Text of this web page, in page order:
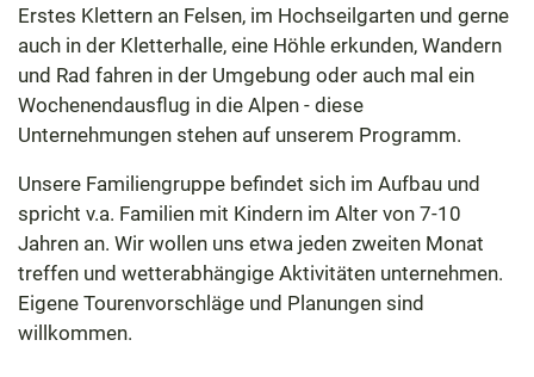
Erstes Klettern an Felsen, im Hochseilgarten und gerne
auch in der Kletterhalle, eine Höhle erkunden, Wandern
und Rad fahren in der Umgebung oder auch mal ein
Wochenendausflug in die Alpen - diese
Unternehmungen stehen auf unserem Programm.
Unsere Familiengruppe befindet sich im Aufbau und
spricht v.a. Familien mit Kindern im Alter von 7-10
Jahren an. Wir wollen uns etwa jeden zweiten Monat
treffen und wetterabhängige Aktivitäten unternehmen.
Eigene Tourenvorschläge und Planungen sind
willkommen.